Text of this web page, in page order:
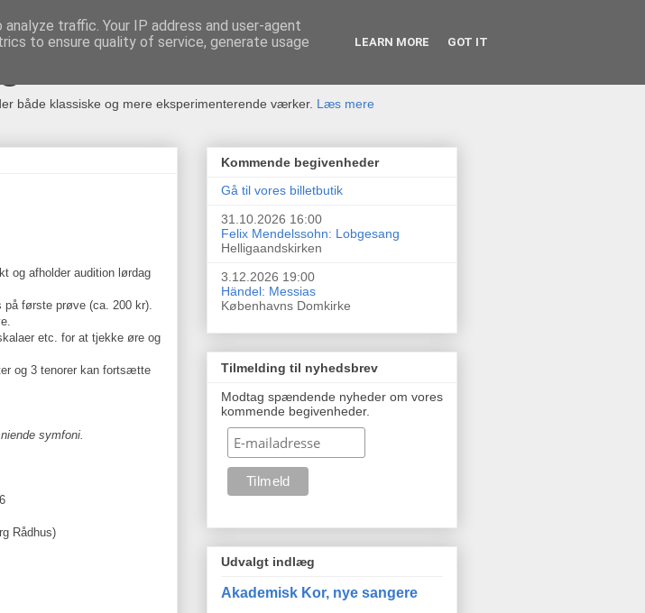
Kor
både klassiske og mere eksperimenterende værker. Læs mere
og afholder audition lørdag
første prøve (ca. 200 kr).
etc. for at tjekke øre og
og 3 tenorer kan fortsætte
symfoni.
Rådhus)
Kommende begivenheder
Gå til vores billetbutik
31.10.2026 16:00
Felix Mendelssohn: Lobgesang
Helligaandskirken
3.12.2026 19:00
Händel: Messias
Københavns Domkirke
Tilmelding til nyhedsbrev
Modtag spændende nyheder om vores
kommende begivenheder.
Udvalgt indlæg
Akademisk Kor, nye sangere
traffic. Your IP address and user-agent
to ensure quality of service, generate usage
LEARN MORE GOT IT